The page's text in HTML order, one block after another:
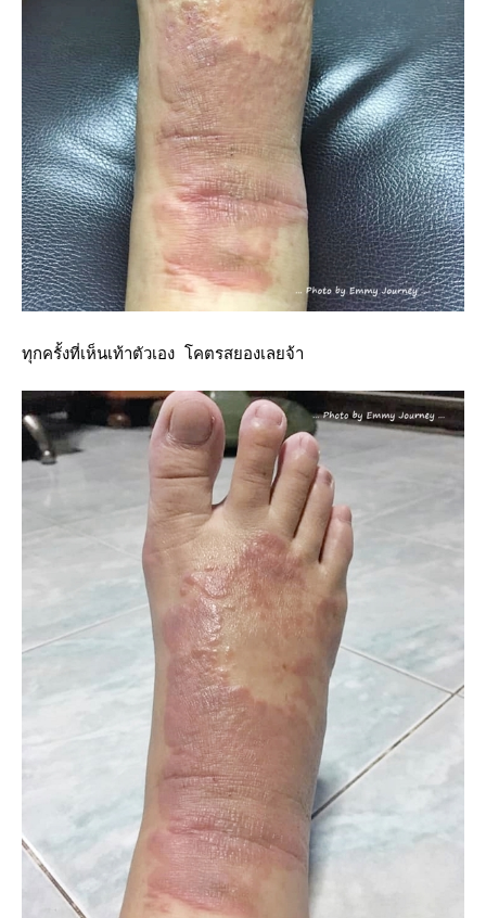
ทุกครั้งที่เห็นเท้าตัวเอง โคตรสยองเลยจ้า